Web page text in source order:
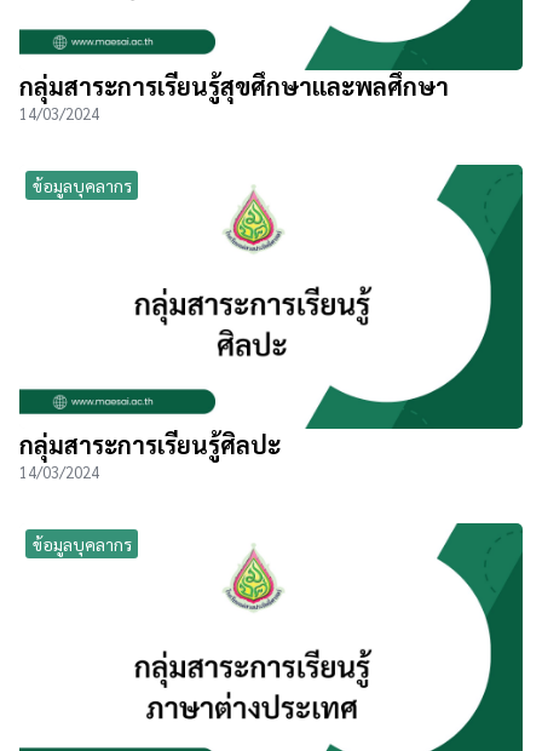
กลุ่มสาระการเรียนรู้สุขศึกษาและพลศึกษา
14/03/2024
ข้อมูลบุคลากร
กลุ่มสาระการเรียนรู้ศิลปะ
14/03/2024
ข้อมูลบุคลากร